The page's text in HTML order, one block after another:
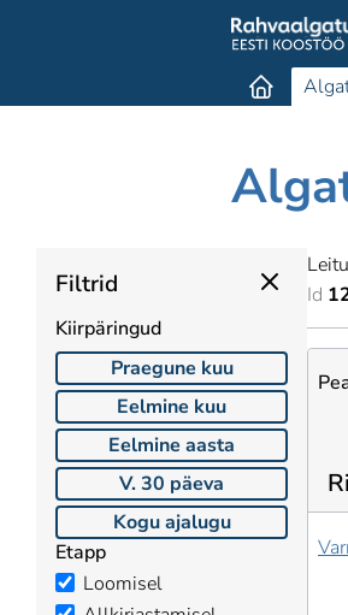
Filtrid
Kiirpäringud
Praegune kuu
Eelmine kuu
Eelmine aasta
V. 30 päeva
Kogu ajalugu
Etapp
Loomisel
Id